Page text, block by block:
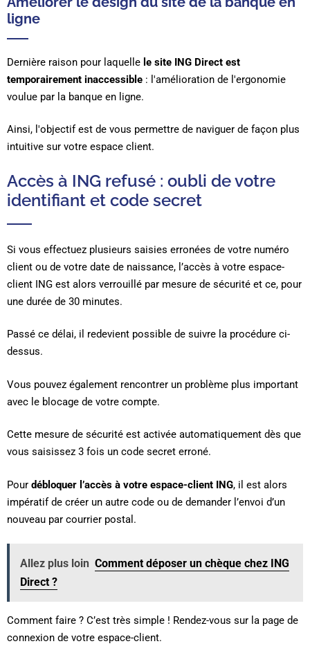
ligne
Dernière raison pour laquelle le site ING Direct est
temporairement inaccessible : l'amélioration de l'ergonomie
voulue par la banque en ligne.
Ainsi, l'objectif est de vous permettre de naviguer de façon plus
intuitive sur votre espace client.
Accès à ING refusé : oubli de votre
identifiant et code secret
Si vous effectuez plusieurs saisies erronées de votre numéro
client ou de votre date de naissance, l’accès à votre espace-
client ING est alors verrouillé par mesure de sécurité et ce, pour
une durée de 30 minutes.
Passé ce délai, il redevient possible de suivre la procédure ci-
dessus.
Vous pouvez également rencontrer un problème plus important
avec le blocage de votre compte.
Cette mesure de sécurité est activée automatiquement dès que
vous saisissez 3 fois un code secret erroné.
Pour débloquer l’accès à votre espace-client ING, il est alors
impératif de créer un autre code ou de demander l’envoi d’un
nouveau par courrier postal.
Allez plus loin Comment déposer un chèque chez ING
Direct ?
Comment faire ? C’est très simple ! Rendez-vous sur la page de
connexion de votre espace-client.